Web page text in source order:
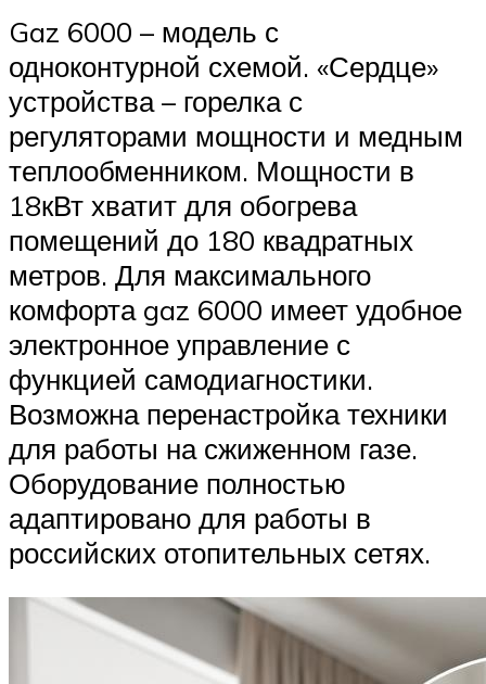
Gaz 6000 – модель с
одноконтурной схемой. «Сердце»
устройства – горелка с
регуляторами мощности и медным
теплообменником. Мощности в
18кВт хватит для обогрева
помещений до 180 квадратных
метров. Для максимального
комфорта gaz 6000 имеет удобное
электронное управление с
функцией самодиагностики.
Возможна перенастройка техники
для работы на сжиженном газе.
Оборудование полностью
адаптировано для работы в
российских отопительных сетях.